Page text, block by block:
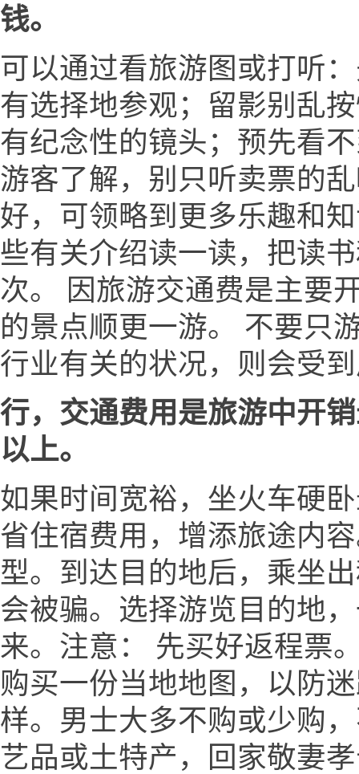
钱。
可以通过看旅游图或打听
有选择地参观；留影别乱
有纪念性的镜头；预先看
游客了解，别只听卖票的
好，可领略到更多乐趣和
些有关介绍读一读，把读
次。 因旅游交通费是主要
的景点顺更一游。 不要只
行业有关的状况，则会受
行，交通费用是旅游中开
以上。
如果时间宽裕，坐火车硬
省住宿费用，增添旅途内
型。到达目的地后，乘坐
会被骗。选择游览目的地
来。注意： 先买好返程票
购买一份当地地图，以防
样。男士大多不购或少购
艺品或土特产，回家敬妻